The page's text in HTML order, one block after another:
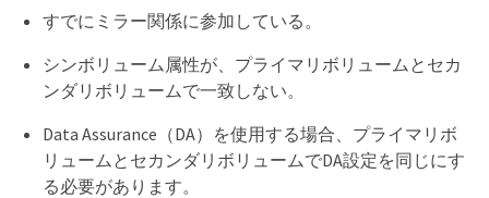
すでにミラー関係に参加している。
シンボリューム属性が、プライマリボリュームとセカ
ンダリボリュームで一致しない。
Data Assurance（DA）を使用する場合、プライマリボ
リュームとセカンダリボリュームでDA設定を同じにす
る必要があります。